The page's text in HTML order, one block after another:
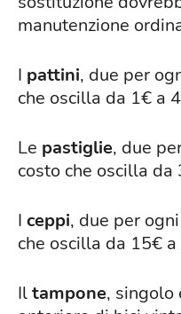
manutenzione
I pattini, due per
che oscilla da 1€ a
Le pastiglie, due
costo che oscilla
I ceppi, due per
che oscilla da 15€
Iltampone, singolo